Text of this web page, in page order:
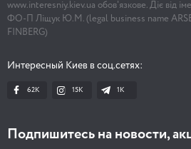
www.interesniy.kiev.ua обов'язкове. Діє від
ФО-П Ліщук Ю.М. (legal business name
FINBERG)
Интересный Киев в соц.сетях:
62K 15K 1К
Подпишитесь на новости,